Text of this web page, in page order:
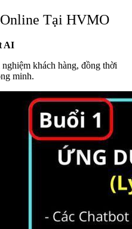
Tại HVMO
AI
khách hàng, đồng thời
minh.